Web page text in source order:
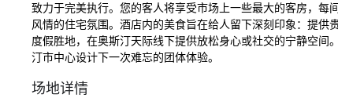
致力于完美执行。您的客人将享受市场上一些最大的客房，
风情的住宅氛围。酒店内的美食旨在给人留下深刻印象：提
度假胜地，在奥斯汀天际线下提供放松身心或社交的宁静空
汀市中心设计下一次难忘的团体体验。
场地详情